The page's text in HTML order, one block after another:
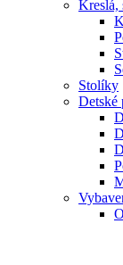
Kreslá,
Stolíky
Detské